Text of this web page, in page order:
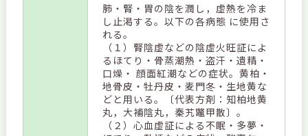
肺・腎・胃の陰を潤し，虚熱を冷ま
し止渇する。以下の各病態 に使用さ
れる。
（１）腎陰虚などの陰虚火旺証によ
るほてり・骨蒸潮熱・盗汗・遺精・
口燥・ 顔面紅潮などの症状。黄柏・
地骨皮・牡丹皮・麦門冬・生地黄な
どと用いる。〔代表方剤：知柏地黄
丸，大補陰丸，秦艽鼈甲散〕。
（２）心血虚証による不眠・多夢・